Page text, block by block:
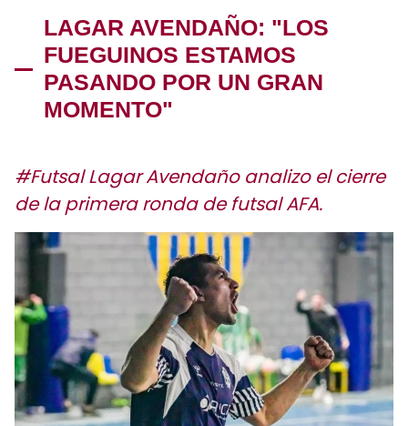
LAGAR AVENDAÑO: "LOS
FUEGUINOS ESTAMOS
PASANDO POR UN GRAN
MOMENTO"
#Futsal Lagar Avendaño analizo el cierre
de la primera ronda de futsal AFA.